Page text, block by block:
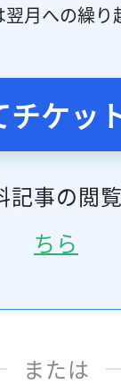
月への繰り
チケッ
記事の閲
ちら
または